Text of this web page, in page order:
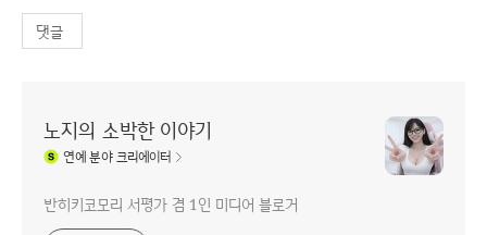
댓글
노지의 소박한 이야기
연예분야 크리에이터
반히키코모리 서평가 겸 1인 미디어 블로거